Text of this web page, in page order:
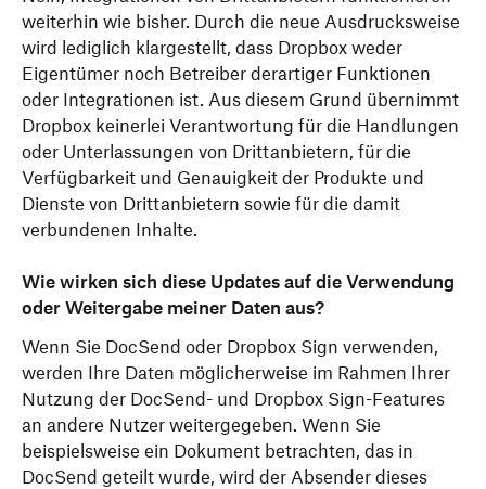
weiterhin wie bisher. Durch die neue Ausdrucksweise
wird lediglich klargestellt, dass Dropbox weder
Eigentümer noch Betreiber derartiger Funktionen
oder Integrationen ist. Aus diesem Grund übernimmt
Dropbox keinerlei Verantwortung für die Handlungen
oder Unterlassungen von Drittanbietern, für die
Verfügbarkeit und Genauigkeit der Produkte und
Dienste von Drittanbietern sowie für die damit
verbundenen Inhalte.
Wie wirken sich diese Updates auf die Verwendung
oder Weitergabe meiner Daten aus?
Wenn Sie DocSend oder Dropbox Sign verwenden,
werden Ihre Daten möglicherweise im Rahmen Ihrer
Nutzung der DocSend- und Dropbox Sign-Features
an andere Nutzer weitergegeben. Wenn Sie
beispielsweise ein Dokument betrachten, das in
DocSend geteilt wurde, wird der Absender dieses